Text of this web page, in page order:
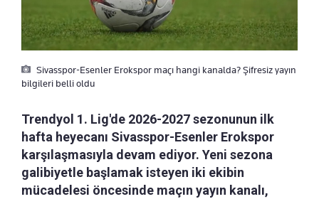
Sivasspor-Esenler Erokspor maçı hangi kanalda? Şifresiz yayın
bilgileri belli oldu
Trendyol 1. Lig'de 2026-2027 sezonunun ilk
hafta heyecanı Sivasspor-Esenler Erokspor
karşılaşmasıyla devam ediyor. Yeni sezona
galibiyetle başlamak isteyen iki ekibin
mücadelesi öncesinde maçın yayın kanalı,